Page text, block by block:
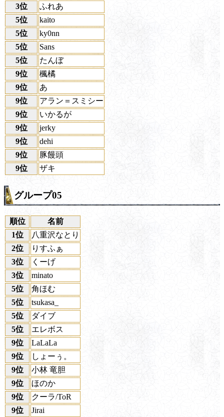
3位
ふれあ
5位
kaito
5位
ky0nn
5位
Sans
5位
たんぼ
9位
楓橘
9位
あ
9位
アラン＝スミシー
9位
いかるが
9位
jerky
9位
dehi
9位
豚饅頭
9位
ザキ
グループ05
順位
名前
1位
八重沢なとり
2位
りすふぁ
3位
くーげ
3位
minato
5位
角ほむ
5位
tsukasa_
5位
ダイブ
5位
エレボス
9位
LaLaLa
9位
しょーぅ。
9位
小林 竜胆
9位
ほのか
9位
クーラ/ToR
9位
Jirai